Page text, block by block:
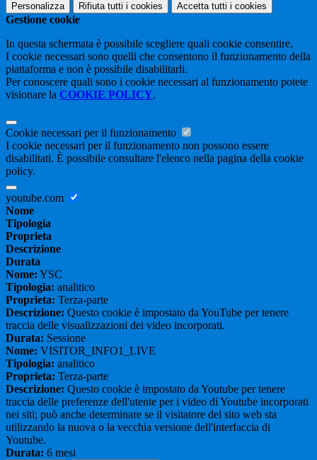
Personalizza Rifiuta tutti i cookies Accetta tutti i cookies
Gestione cookie
In questa schermata è possibile scegliere quali cookie consentire.
I cookie necessari sono quelli che consentono il funzionamento della
piattaforma e non è possibile disabilitarli.
Per conoscere quali sono i cookie necessari al funzionamento potete
visionare la COOKIE POLICY.
Cookie necessari per il funzionamento
I cookie necessari per il funzionamento non possono essere
disabilitati. È possibile consultare l'elenco nella pagina della cookie
policy.
youtube.com
Nome
Tipologia
Proprieta
Descrizione
Durata
Nome: YSC
Tipologia: analitico
Proprieta: Terza-parte
Descrizione: Questo cookie è impostato da YouTube per tenere
traccia delle visualizzazioni dei video incorporati.
Durata: Sessione
Nome: VISITOR_INFO1_LIVE
Tipologia: analitico
Proprieta: Terza-parte
Descrizione: Questo cookie è impostato da Youtube per tenere
traccia delle preferenze dell'utente per i video di Youtube incorporati
nei siti; può anche determinare se il visitatore del sito web sta
utilizzando la nuova o la vecchia versione dell'interfaccia di
Youtube.
Durata: 6 mesi